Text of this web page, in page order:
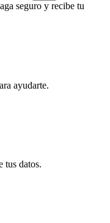
seguro y recibe tu
ayudarte.
tus datos.